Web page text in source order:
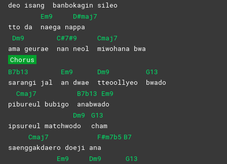
deo isang banbokagin sileo
tto da
Em9
naega na
D#maj7
ppa
a
Dm9
ma geurae
C#7#9
nan neol
Cmaj7
miwohana bwa
Chorus
B7b13
sarangi jal
Em9
an dwae
Dm9
tteoollyeo
G13
bwado
pi
Cmaj7
bureul bubigo
B7b13
anabwa
Em9
do
ipsureul matchwo
Dm9
do
G13
cham
saeng
Cmaj7
gakdaero doeji an
F#m7b5
a
B7
Em9
Dm9
G13